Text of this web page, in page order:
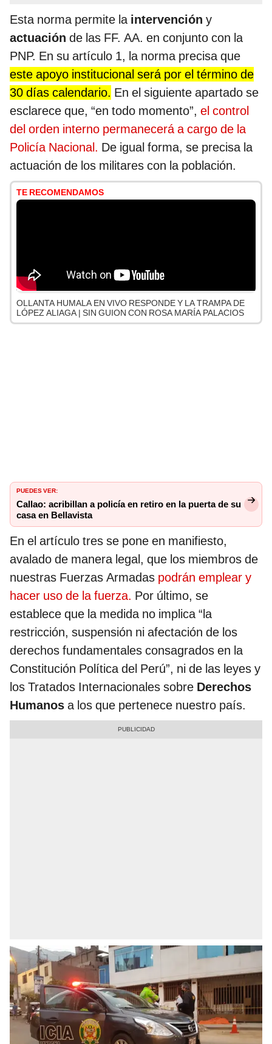
Esta norma permite la intervención y
actuación de las FF. AA. en conjunto con la
PNP. En su artículo 1, la norma precisa que
este apoyo institucional será por el término de
30 días calendario. En el siguiente apartado se
esclarece que, “en todo momento”, el control
del orden interno permanecerá a cargo de la
Policía Nacional. De igual forma, se precisa la
actuación de los militares con la población.
TE RECOMENDAMOS
OLLANTA HUMALA EN VIVO RESPONDE Y LA TRAMPA DE
LÓPEZ ALIAGA | SIN GUION CON ROSA MARÍA PALACIOS
PUEDES VER:
Callao: acribillan a policía en retiro en la puerta de su
casa en Bellavista
En el artículo tres se pone en manifiesto,
avalado de manera legal, que los miembros de
nuestras Fuerzas Armadas podrán emplear y
hacer uso de la fuerza. Por último, se
establece que la medida no implica “la
restricción, suspensión ni afectación de los
derechos fundamentales consagrados en la
Constitución Política del Perú”, ni de las leyes y
los Tratados Internacionales sobre Derechos
Humanos a los que pertenece nuestro país.